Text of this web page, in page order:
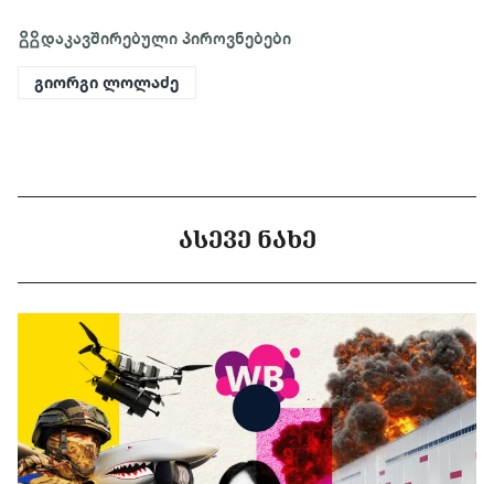
დაკავშირებული პიროვნებები
გიორგი ლოლაძე
ᲐᲡᲔᲕᲔ ᲜᲐᲮᲔ